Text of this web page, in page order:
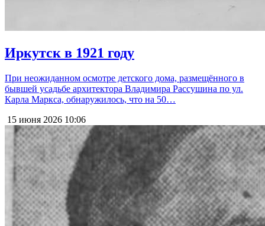
Иркутск в 1921 году
При неожиданном осмотре детского дома, размещённого в
бывшей усадьбе архитектора Владимира Рассушина по ул.
Карла Маркса, обнаружилось, что на 50…
15 июня 2026 10:06